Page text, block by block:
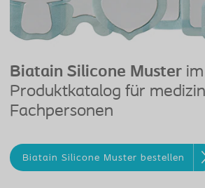
Biatain Silicone Muster im
Produktkatalog für
Fachpersonen
Biatain Silicone Muster bestellen